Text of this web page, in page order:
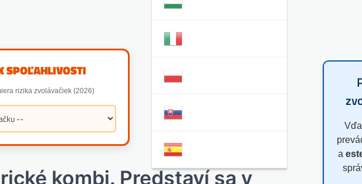
SPOĽAHLIVOSTI
rizika zvolávačiek (2026)
kombi. Predstaví sa v
a